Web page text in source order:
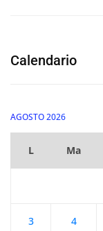
Calendario
AGOSTO 2026
L Ma
3 4